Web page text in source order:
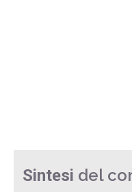
Sintesi del